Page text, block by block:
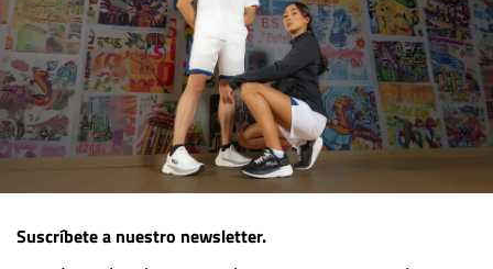
Suscríbete a nuestro newsletter.